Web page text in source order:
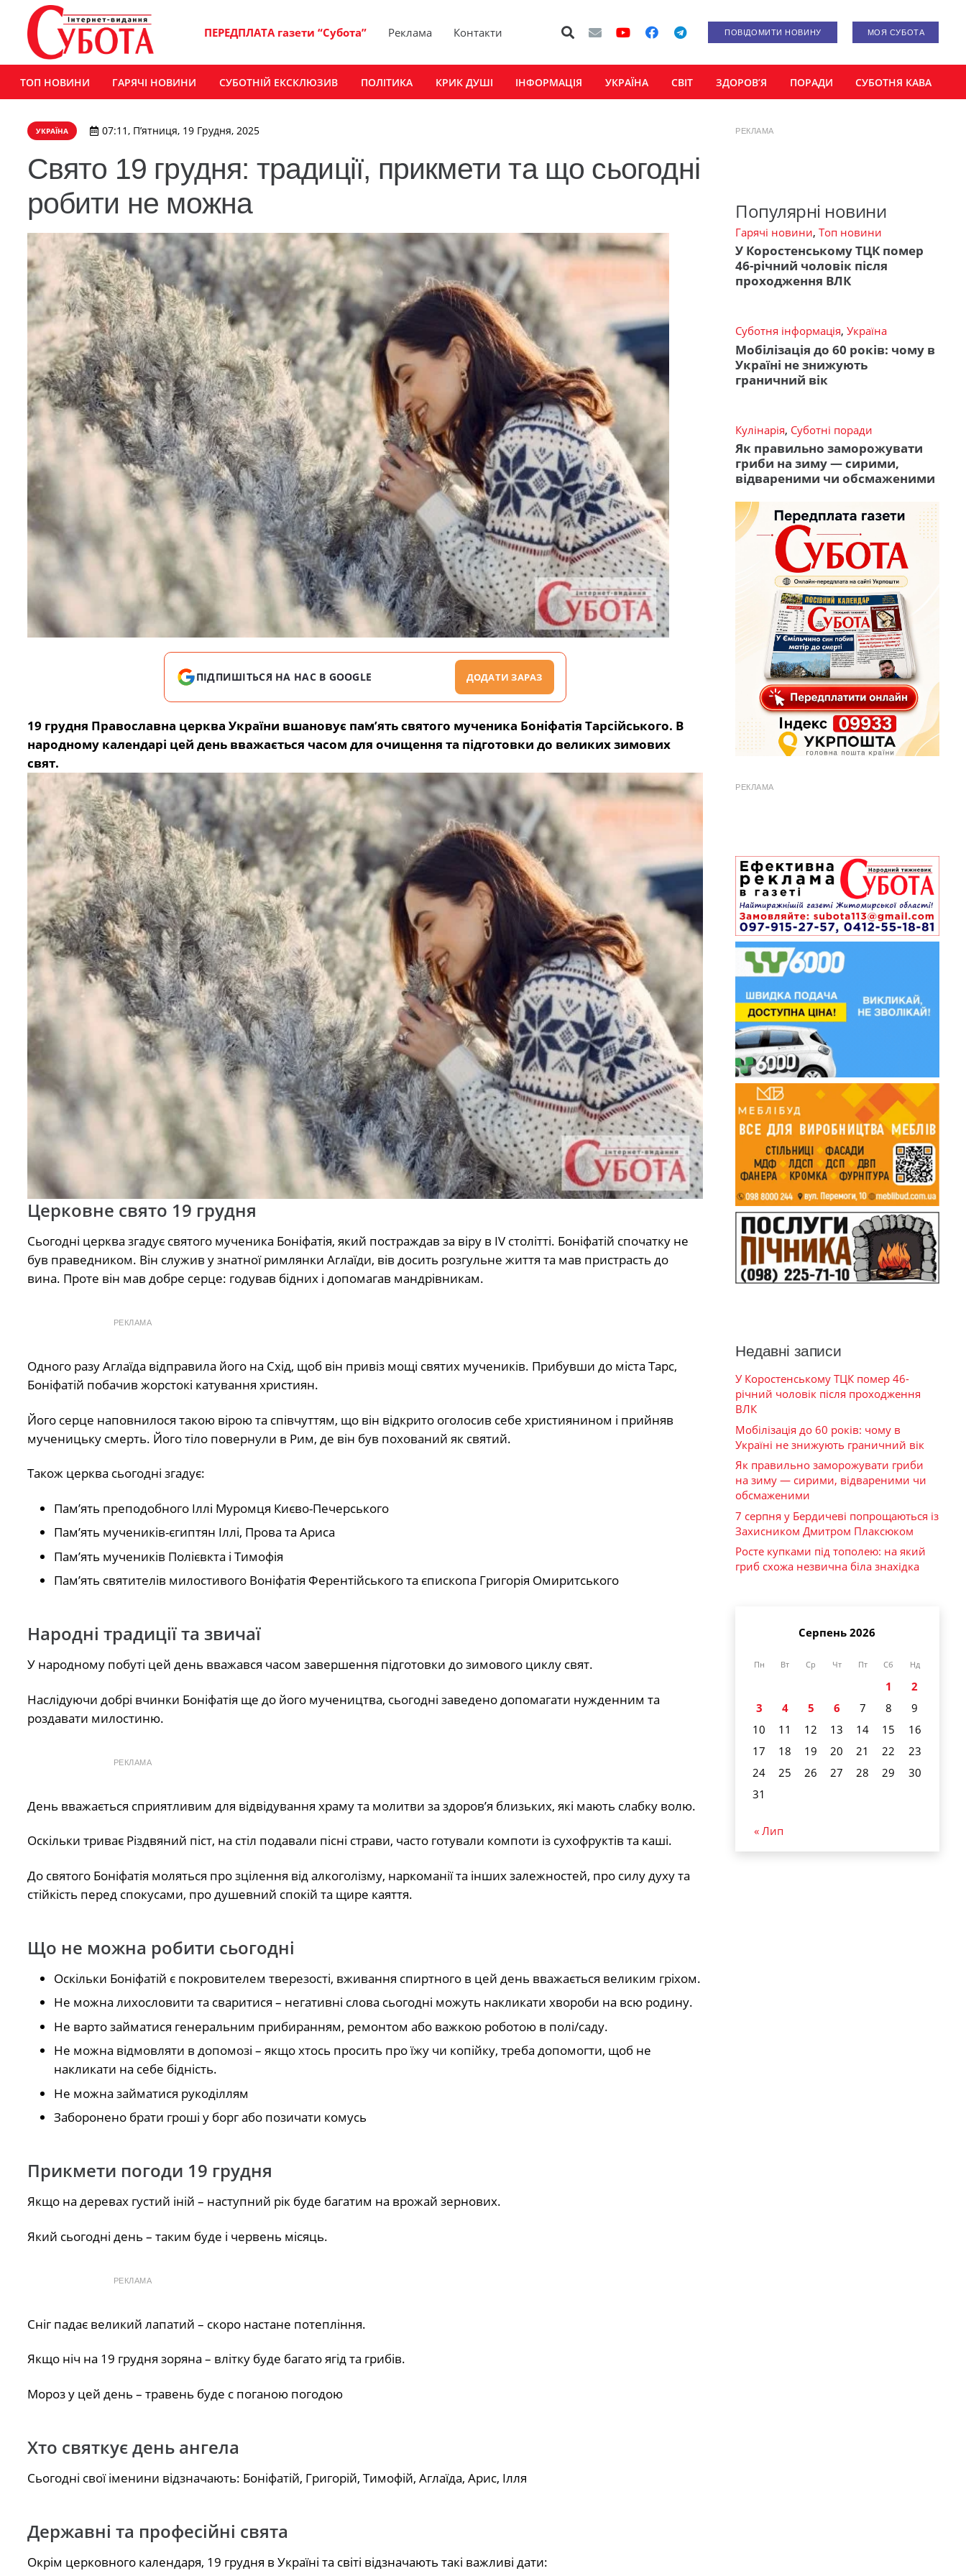
ПЕРЕДПЛАТА газети “Субота” Реклама Контакти ПОВІДОМИТИ НОВИНУ МОЯ СУБОТА
ТОП НОВИНИ ГАРЯЧІ НОВИНИ СУБОТНІЙ ЕКСКЛЮЗИВ ПОЛІТИКА КРИК ДУШІ ІНФОРМАЦІЯ УКРАЇНА СВІТ ЗДОРОВ’Я ПОРАДИ СУБОТНЯ КАВА
УКРАЇНА 07:11, П’ятниця, 19 Грудня, 2025
Свято 19 грудня: традиції, прикмети та що сьогодні
робити не можна
ПІДПИШІТЬСЯ НА НАС В GOOGLE ДОДАТИ ЗАРАЗ
19 грудня Православна церква України вшановує пам’ять святого мученика Боніфатія Тарсійського. В
народному календарі цей день вважається часом для очищення та підготовки до великих зимових
свят.
Церковне свято 19 грудня
Сьогодні церква згадує святого мученика Боніфатія, який постраждав за віру в IV столітті. Боніфатій спочатку не
був праведником. Він служив у знатної римлянки Аглаїди, вів досить розгульне життя та мав пристрасть до
вина. Проте він мав добре серце: годував бідних і допомагав мандрівникам.
РЕКЛАМА
Одного разу Аглаїда відправила його на Схід, щоб він привіз мощі святих мучеників. Прибувши до міста Тарс,
Боніфатій побачив жорстокі катування християн.
Його серце наповнилося такою вірою та співчуттям, що він відкрито оголосив себе християнином і прийняв
мученицьку смерть. Його тіло повернули в Рим, де він був похований як святий.
Також церква сьогодні згадує:
Пам’ять преподобного Іллі Муромця Києво-Печерського
Пам’ять мучеників-єгиптян Іллі, Прова та Ариса
Пам’ять мучеників Полієвкта і Тимофія
Пам’ять святителів милостивого Воніфатія Ферентійського та єпископа Григорія Омиритського
Народні традиції та звичаї
У народному побуті цей день вважався часом завершення підготовки до зимового циклу свят.
Наслідуючи добрі вчинки Боніфатія ще до його мучеництва, сьогодні заведено допомагати нужденним та
роздавати милостиню.
РЕКЛАМА
День вважається сприятливим для відвідування храму та молитви за здоров’я близьких, які мають слабку волю.
Оскільки триває Різдвяний піст, на стіл подавали пісні страви, часто готували компоти із сухофруктів та каші.
До святого Боніфатія моляться про зцілення від алкоголізму, наркоманії та інших залежностей, про силу духу та
стійкість перед спокусами, про душевний спокій та щире каяття.
Що не можна робити сьогодні
Оскільки Боніфатій є покровителем тверезості, вживання спиртного в цей день вважається великим гріхом.
Не можна лихословити та сваритися – негативні слова сьогодні можуть накликати хвороби на всю родину.
Не варто займатися генеральним прибиранням, ремонтом або важкою роботою в полі/саду.
Не можна відмовляти в допомозі – якщо хтось просить про їжу чи копійку, треба допомогти, щоб не
накликати на себе бідність.
Не можна займатися рукоділлям
Заборонено брати гроші у борг або позичати комусь
Прикмети погоди 19 грудня
Якщо на деревах густий іній – наступний рік буде багатим на врожай зернових.
Який сьогодні день – таким буде і червень місяць.
РЕКЛАМА
Сніг падає великий лапатий – скоро настане потепління.
Якщо ніч на 19 грудня зоряна – влітку буде багато ягід та грибів.
Мороз у цей день – травень буде с поганою погодою
Хто святкує день ангела
Сьогодні свої іменини відзначають: Боніфатій, Григорій, Тимофій, Аглаїда, Арис, Ілля
Державні та професійні свята
Окрім церковного календаря, 19 грудня в Україні та світі відзначають такі важливі дати:
РЕКЛАМА
Популярні новини
Гарячі новини, Топ новини
У Коростенському ТЦК помер
46-річний чоловік після
проходження ВЛК
Суботня інформація, Україна
Мобілізація до 60 років: чому в
Україні не знижують
граничний вік
Кулінарія, Суботні поради
Як правильно заморожувати
гриби на зиму — сирими,
відвареними чи обсмаженими
РЕКЛАМА
Недавні записи
У Коростенському ТЦК помер 46-
річний чоловік після проходження
ВЛК
Мобілізація до 60 років: чому в
Україні не знижують граничний вік
Як правильно заморожувати гриби
на зиму — сирими, відвареними чи
обсмаженими
7 серпня у Бердичеві попрощаються із
Захисником Дмитром Плаксюком
Росте купками під тополею: на який
гриб схожа незвична біла знахідка
Серпень 2026
Пн Вт Ср Чт Пт Сб Нд
1
2
3
4 5 6 7 8
9
10
11 12 13 14 15
16
17
18 19 20 21 22
23
24
25 26 27 28 29
30
31
« Лип